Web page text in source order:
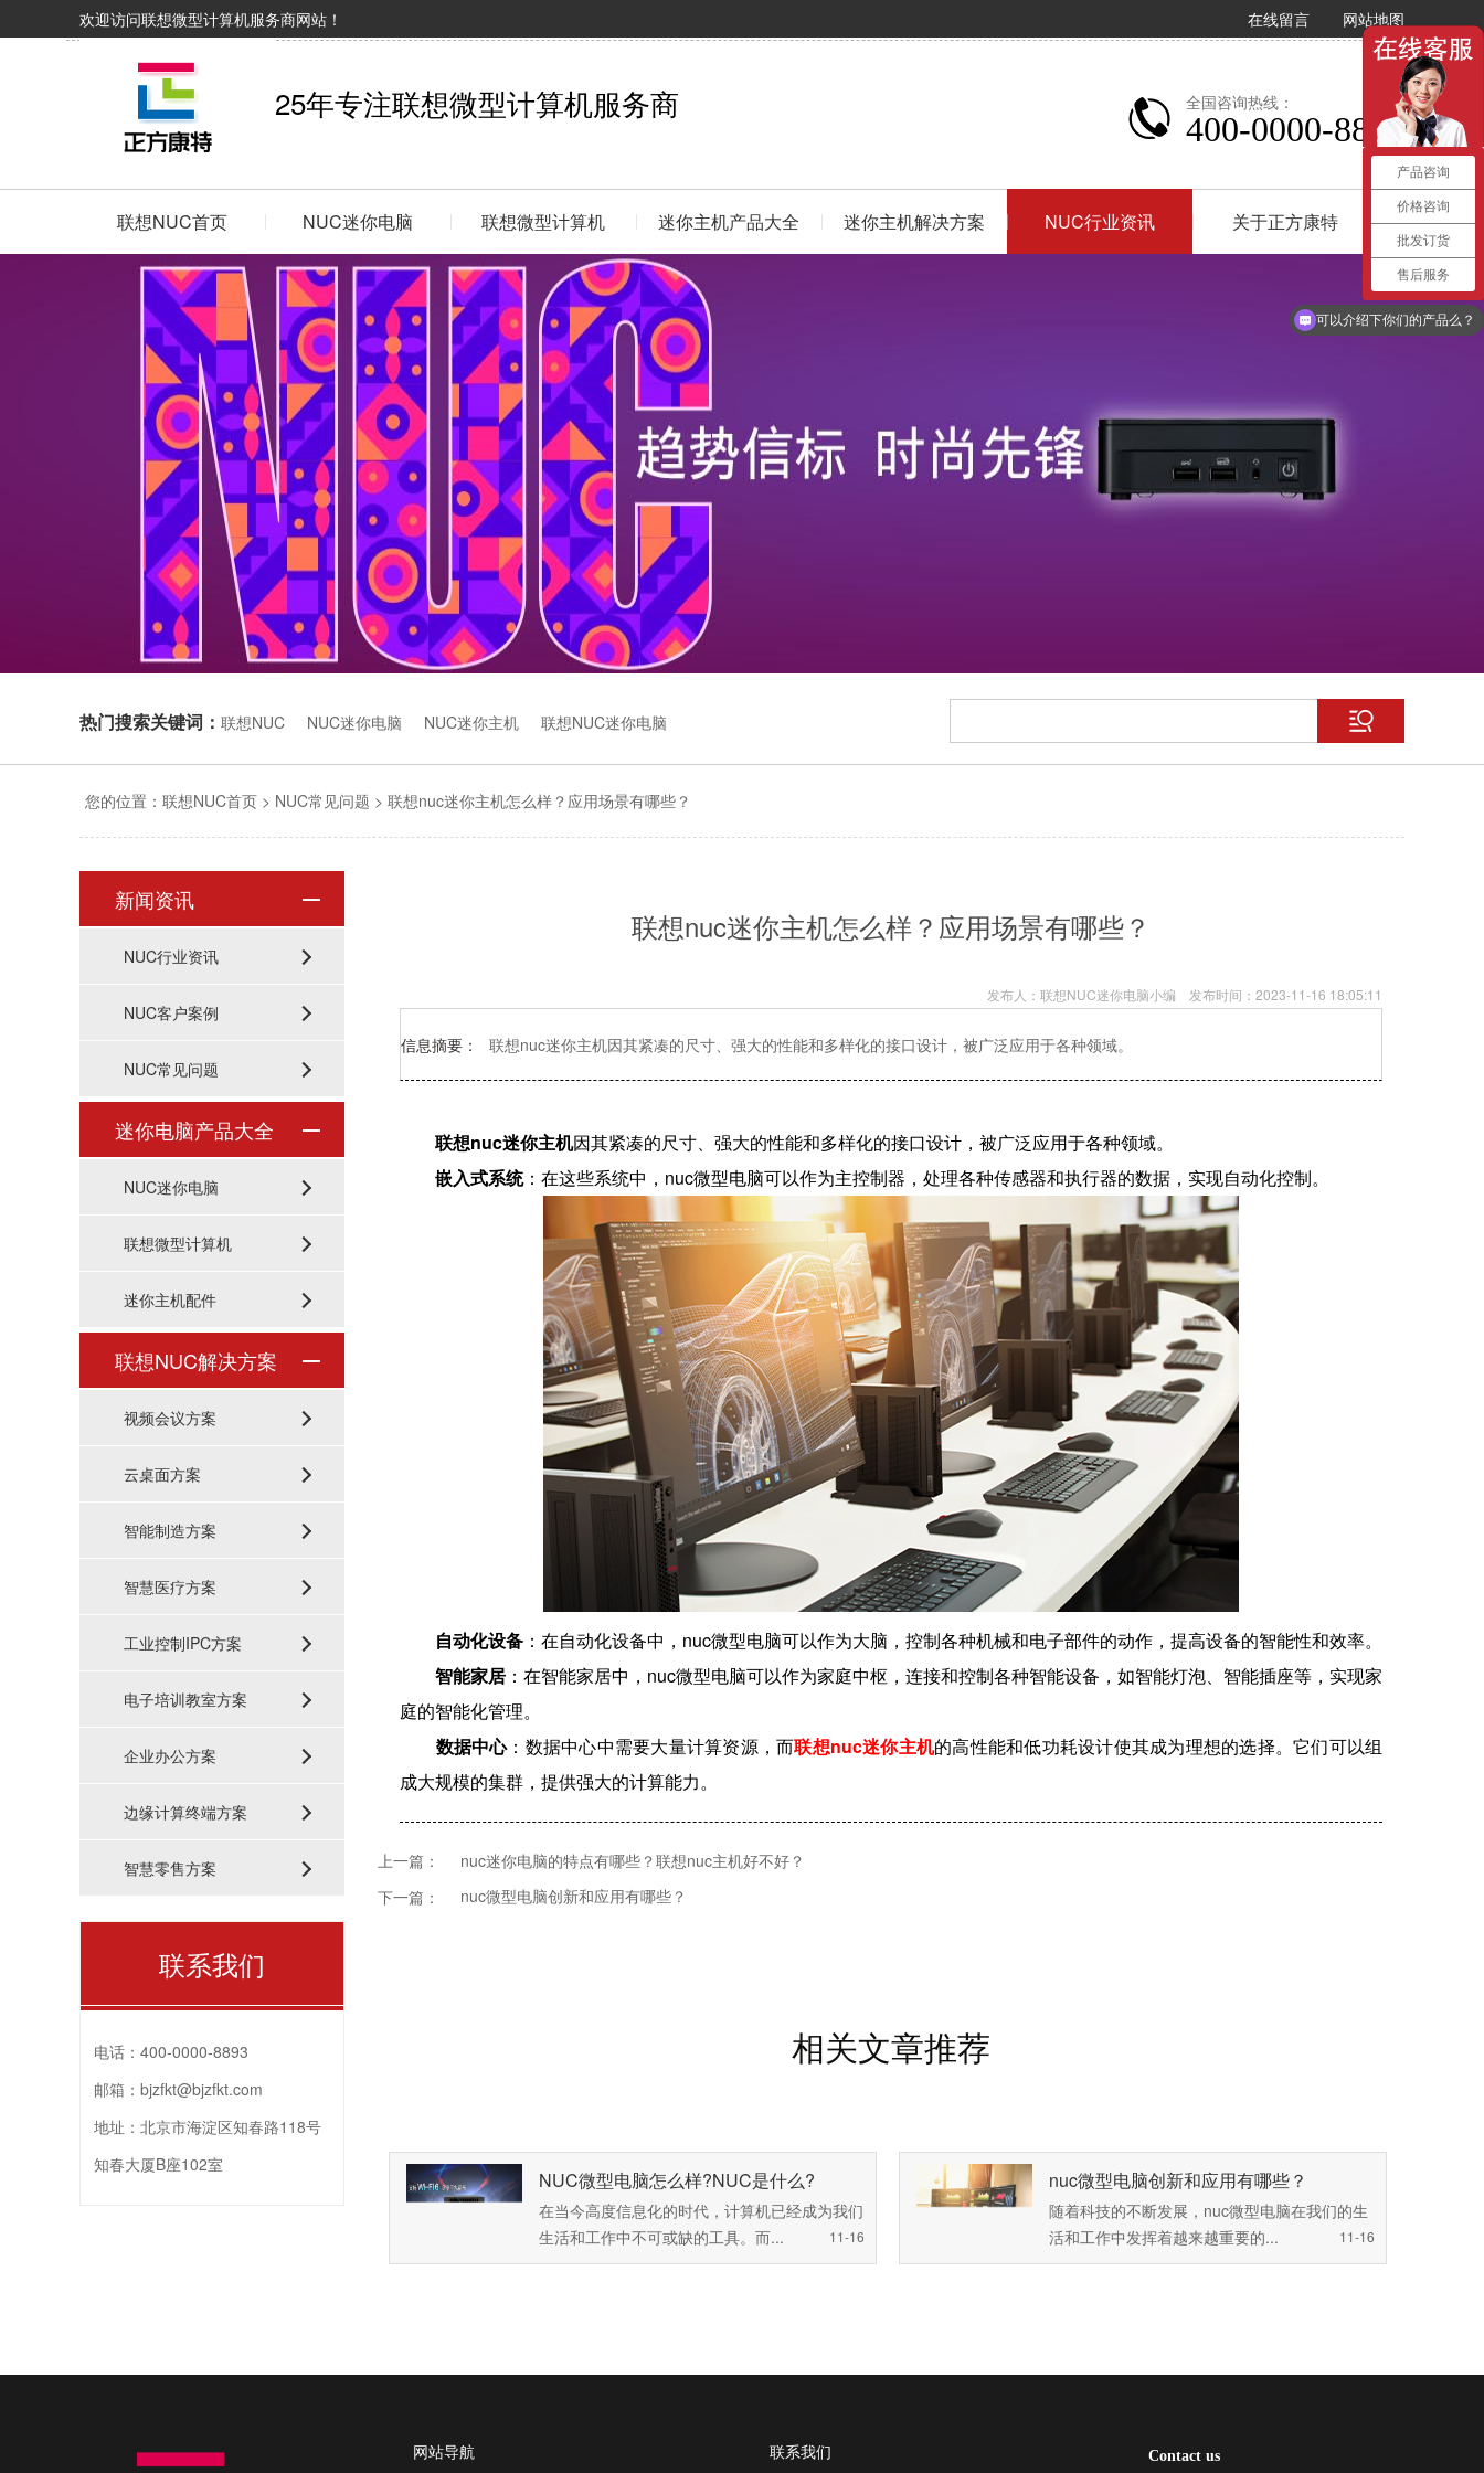
欢迎访问联想微型计算机服务商网站！ 网站地图
在线留言
25年专注联想微型计算机服务商 全国咨询热线：
400-0000-8893
联想NUC首页 NUC迷你电脑 联想微型计算机 迷你主机产品大全 迷你主机解决方案 NUC行业资讯 关于正方康特
热门搜索关键词： 联想NUC NUC迷你电脑 NUC迷你主机 联想NUC迷你电脑
您的位置： 联想NUC首页 > NUC常见问题 > 联想nuc迷你主机怎么样？应用场景有哪些？
联想nuc迷你主机怎么样？应用场景有哪些？
发布人： 联想NUC迷你电脑小编 发布时间： 2023-11-16 18:05:11
信息摘要： 联想nuc迷你主机因其紧凑的尺寸、强大的性能和多样化的接口设计，被广泛应用于各种领域。
联想nuc迷你主机因其紧凑的尺寸、强大的性能和多样化的接口设计，被广泛应用于各种领域。
嵌入式系统：在这些系统中，nuc微型电脑可以作为主控制器，处理各种传感器和执行器的数据，实现自动化控制。
自动化设备 ：在自动化设备中，nuc微型电脑可以作为大脑，控制各种机械和电子部件的动作，提高设备的智能性和效率。
智能家居 ：在智能家居中，nuc微型电脑可以作为家庭中枢，连接和控制各种智能设备，如智能灯泡、智能插座等，实现家
庭的智能化管理。
数据中心：数据中心中需要大量计算资源，而联想nuc迷你主机的高性能和低功耗设计使其成为理想的选择。它们可以组
成大规模的集群，提供强大的计算能力。
上一篇：
nuc迷你电脑的特点有哪些？联想nuc主机好不好？
下一篇：
nuc微型电脑创新和应用有哪些？
相关文章推荐
NUC微型电脑怎么样?NUC是什么?
在当今高度信息化的时代，计算机已经成为我们
生活和工作中不可或缺的工具。而...
11-16
nuc微型电脑创新和应用有哪些？
随着科技的不断发展，nuc微型电脑在我们的生
活和工作中发挥着越来越重要的...
11-16
新闻资讯
NUC行业资讯
NUC客户案例
NUC常见问题
迷你电脑产品大全
NUC迷你电脑
联想微型计算机
迷你主机配件
联想NUC解决方案
视频会议方案
云桌面方案
智能制造方案
智慧医疗方案
工业控制IPC方案
电子培训教室方案
企业办公方案
边缘计算终端方案
智慧零售方案
联系我们
电话： 400-0000-8893
邮箱： bjzfkt@bjzfkt.com
地址： 北京市海淀区知春路118号
知春大厦B座102室
网站导航 联系我们 Contact us
产品咨询
价格咨询
批发订货
售后服务
可以介绍下你们的产品么？
你们是怎么收费的呢？